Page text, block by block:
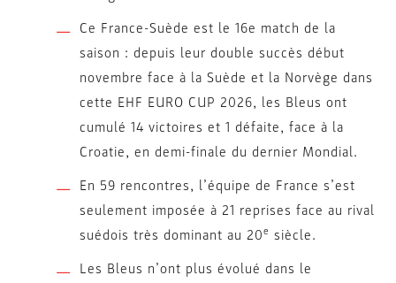
Ce France-Suède est le 16e match de la
saison : depuis leur double succès début
novembre face à la Suède et la Norvège dans
cette EHF EURO CUP 2026, les Bleus ont
cumulé 14 victoires et 1 défaite, face à la
Croatie, en demi-finale du dernier Mondial.
En 59 rencontres, l’équipe de France s’est
seulement imposée à 21 reprises face au rival
suédois très dominant au 20e siècle.
Les Bleus n’ont plus évolué dans le